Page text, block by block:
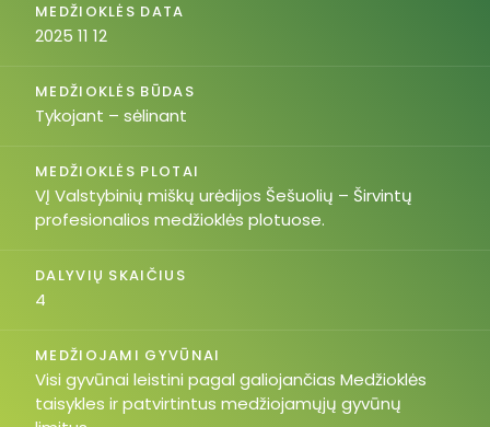
MEDŽIOKLĖS DATA
2025 11 12
MEDŽIOKLĖS BŪDAS
Tykojant – sėlinant
MEDŽIOKLĖS PLOTAI
VĮ Valstybinių miškų urėdijos Šešuolių – Širvintų
profesionalios medžioklės plotuose.
DALYVIŲ SKAIČIUS
4
MEDŽIOJAMI GYVŪNAI
Visi gyvūnai leistini pagal galiojančias Medžioklės
taisykles ir patvirtintus medžiojamųjų gyvūnų